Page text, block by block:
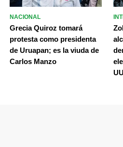
NACIONAL
Grecia Quiroz tomará
protesta como presidenta
de Uruapan; es la viuda de
Carlos Manzo